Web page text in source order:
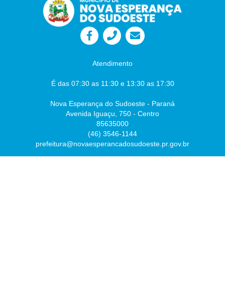
Atendimento
É das 07:30 as 11:30 e 13:30 as 17:30
Nova Esperança do Sudoeste - Paraná
Avenida Iguaçu, 750 - Centro
85635000
(46) 3546-1144
prefeitura@novaesperancadosudoeste.pr.gov.br